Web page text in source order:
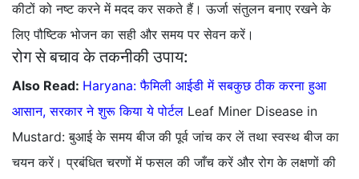
कीटों को नष्ट करने में मदद कर सकते हैं। ऊर्जा संतुलन बनाए रखने के
लिए पौष्टिक भोजन का सही और समय पर सेवन करें।
रोग से बचाव के तकनीकी उपाय:
Also Read: Haryana: फैमिली आईडी में सबकुछ ठीक करना हुआ
आसान, सरकार ने शुरू किया ये पोर्टल Leaf Miner Disease in
Mustard: बुआई के समय बीज की पूर्व जांच कर लें तथा स्वस्थ बीज का
चयन करें। प्रबंधित चरणों में फसल की जाँच करें और रोग के लक्षणों की